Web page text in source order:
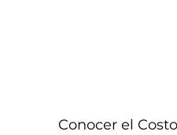
Conocer el